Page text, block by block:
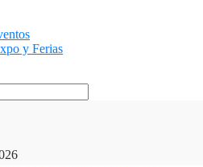
y Ferias